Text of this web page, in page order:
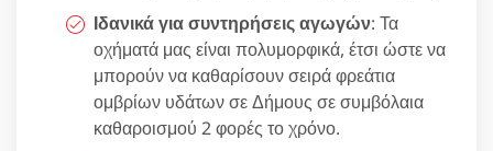
Ιδανικά για συντηρήσεις αγωγών: Τα
οχήματά μας είναι πολυμορφικά, έτσι ώστε να
μπορούν να καθαρίσουν σειρά φρεάτια
ομβρίων υδάτων σε Δήμους σε συμβόλαια
καθαροισμού 2 φορές το χρόνο.